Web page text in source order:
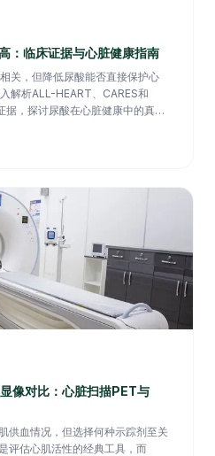
：临床证据与心脏健康指南
关，但降低尿酸能否直接保护心
解析ALL-HEART、CARES和
据，探讨尿酸在心脏健康中的真实
像对比：心脏扫描PET与
供血情况，但选择何种示踪剂至关
评估心肌活性的经典工具，而